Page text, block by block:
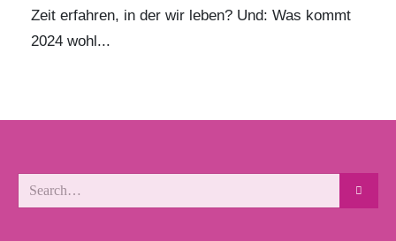
Zeit erfahren, in der wir leben? Und: Was kommt
2024 wohl...